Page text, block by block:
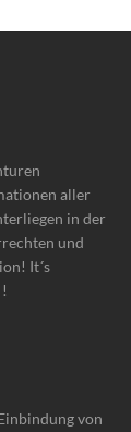
aller
in der
und
It´s
von